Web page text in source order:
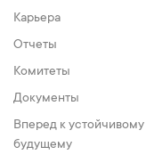
Карьера
Отчеты
Комитеты
Документы
Вперед к устойчивому
будущему